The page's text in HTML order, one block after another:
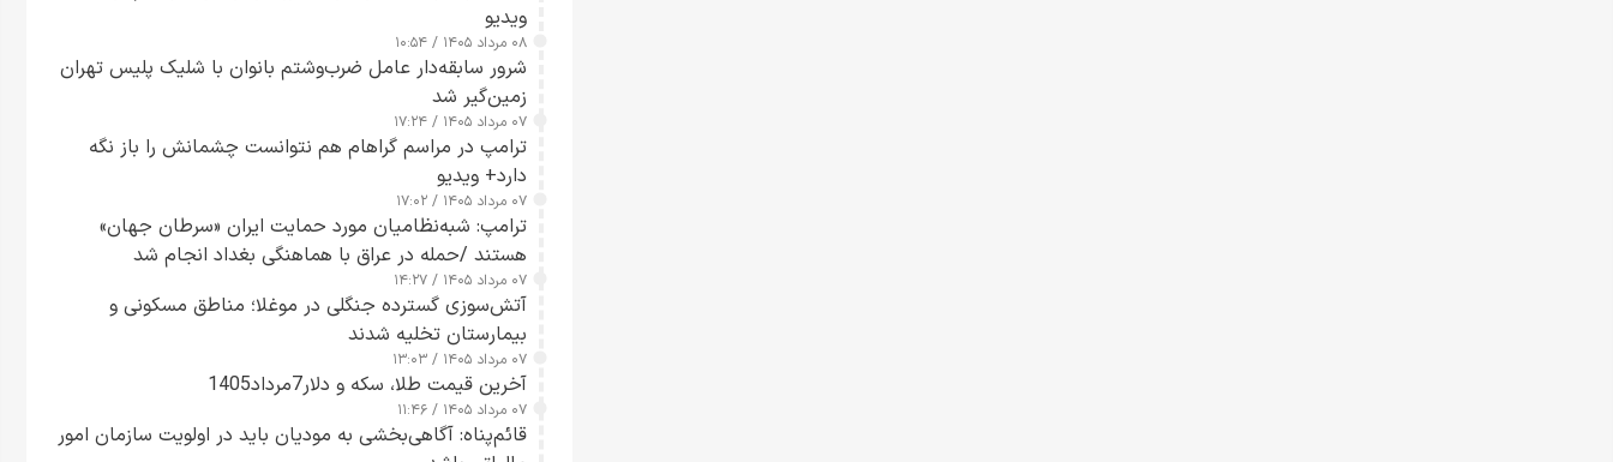
ویدیو
۰۸ مرداد ۱۴۰۵ / ۱۰:۵۴
شرور سابقه‌دار عامل ضرب‌وشتم بانوان با شلیک پلیس تهران
زمین‌گیر شد
۰۷ مرداد ۱۴۰۵ / ۱۷:۲۴
ترامپ در مراسم گراهام هم نتوانست چشمانش را باز نگه
دارد+ ویدیو
۰۷ مرداد ۱۴۰۵ / ۱۷:۰۲
ترامپ: شبه‌نظامیان مورد حمایت ایران «سرطان جهان»
هستند /حمله در عراق با هماهنگی بغداد انجام شد
۰۷ مرداد ۱۴۰۵ / ۱۴:۲۷
آتش‌سوزی گسترده جنگلی در موغلا؛ مناطق مسکونی و
بیمارستان تخلیه شدند
۰۷ مرداد ۱۴۰۵ / ۱۳:۰۳
آخرین قیمت طلا، سکه و دلار7مرداد1405
۰۷ مرداد ۱۴۰۵ / ۱۱:۴۶
قائم‌پناه: آگاهی‌بخشی به مودیان باید در اولویت سازمان امور